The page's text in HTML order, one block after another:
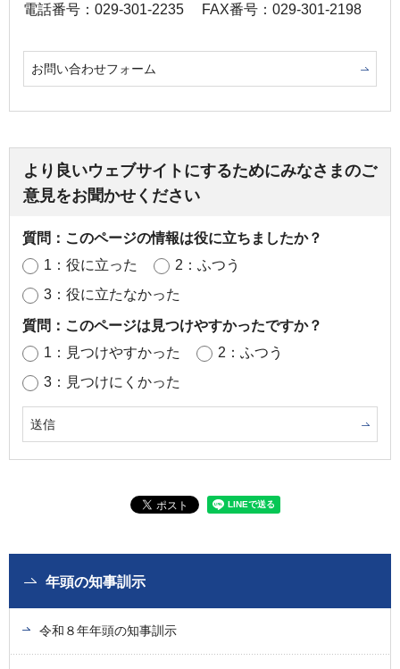
電話番号：029-301-2235
FAX番号：029-301-2198
お問い合わせフォーム
より良いウェブサイトにするためにみなさまのご
意見をお聞かせください
質問：このページの情報は役に立ちましたか？
1：役に立った
2：ふつう
3：役に立たなかった
質問：このページは見つけやすかったですか？
1：見つけやすかった
2：ふつう
3：見つけにくかった
年頭の知事訓示
令和８年年頭の知事訓示